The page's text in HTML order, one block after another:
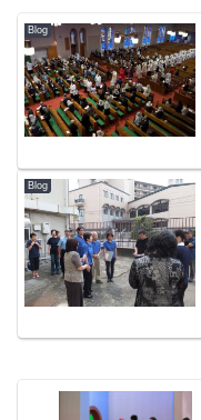
Blog
Blog